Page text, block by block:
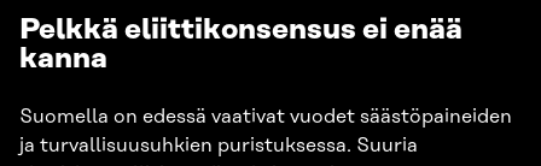
Pelkkä eliittikonsensus ei enää
kanna
Suomella on edessä vaativat vuodet säästöpaineiden
ja turvallisuusuhkien puristuksessa. Suuria